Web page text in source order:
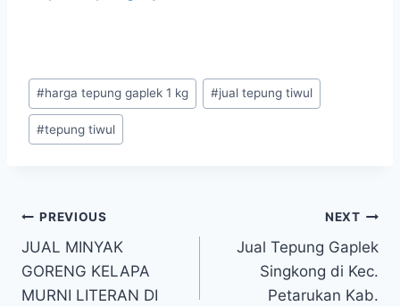
#harga tepung gaplek 1 kg #jual tepung tiwul
#tepung tiwul
PREVIOUS
JUAL MINYAK
GORENG KELAPA
MURNI LITERAN DI
NEXT
Jual Tepung Gaplek
Singkong di Kec.
Petarukan Kab.